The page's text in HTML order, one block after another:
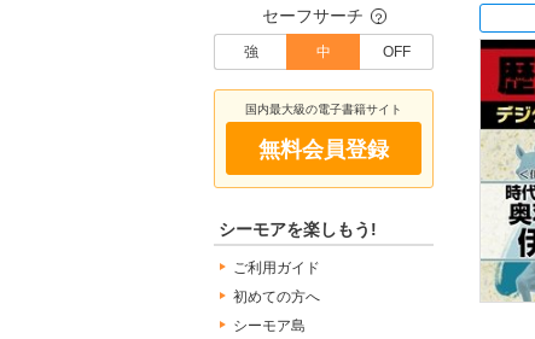
セーフサーチ ？
強 中 OFF
国内最大級の電子書籍サイト
無料会員登録
シーモアを楽しもう!
ご利用ガイド
初めての方へ
シーモア島